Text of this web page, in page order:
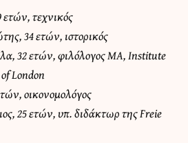
ετών, τεχνικός
34 ετών, ιστορικός
32 ετών, φιλόλογος MA, Institute
London
οικονομολόγος
25 ετών, υπ. διδάκτωρ της Freie